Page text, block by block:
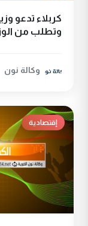
كربلاء تدعو
وتطلب من الوزارة 3 مطالب ضرورية
وكالة نون
إقتصادية